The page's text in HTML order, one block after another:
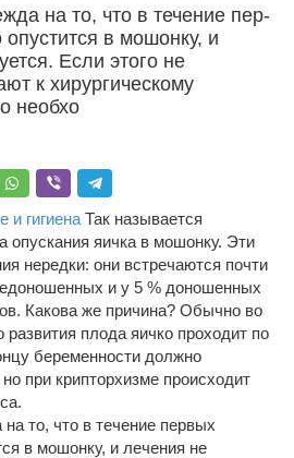
на то, что в течение пер­
в мошонку, и
Если этого не
к хирургическому
необхо
и гигиена Так называется
опускания яичка в мошонку. Эти
нередки: они встречаются почти
и у 5 % доношенных
Какова же причина? Обычно во
развития плода яичко проходит по
беременности должно
при крипторхизме происходит
то, что в течение первых
в мошонку, и лечения не